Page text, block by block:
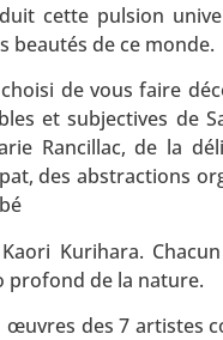
cette pulsion
beautés de ce monde.
de vous faire
et subjectives
Rancillac, de la
des abstractions
Kurihara.
profond de la nature.
des 7 artistes